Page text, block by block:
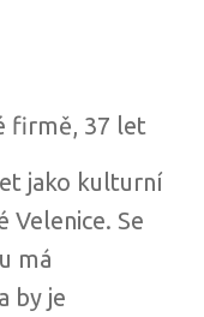
firmě, 37 let
jako kulturní
Velenice. Se
má
by je